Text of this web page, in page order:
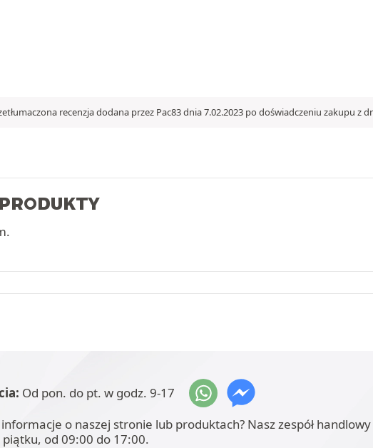
recenzja dodana przez Pac83 dnia 7.02.2023 po doświadczeniu zakupu z
Od pon. do pt. w godz. 9-17
informacje o naszej stronie lub produktach? Nasz zespół
piątku, od 09:00 do 17:00.